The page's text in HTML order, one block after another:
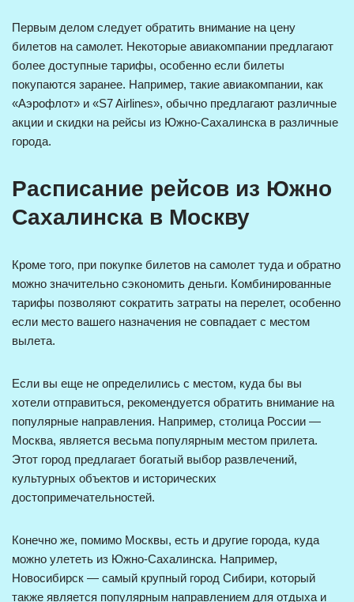
Первым делом следует обратить внимание на цену
билетов на самолет. Некоторые авиакомпании предлагают
более доступные тарифы, особенно если билеты
покупаются заранее. Например, такие авиакомпании, как
«Аэрофлот» и «S7 Airlines», обычно предлагают различные
акции и скидки на рейсы из Южно-Сахалинска в различные
города.
Расписание рейсов из Южно
Сахалинска в Москву
Кроме того, при покупке билетов на самолет туда и обратно
можно значительно сэкономить деньги. Комбинированные
тарифы позволяют сократить затраты на перелет, особенно
если место вашего назначения не совпадает с местом
вылета.
Если вы еще не определились с местом, куда бы вы
хотели отправиться, рекомендуется обратить внимание на
популярные направления. Например, столица России —
Москва, является весьма популярным местом прилета.
Этот город предлагает богатый выбор развлечений,
культурных объектов и исторических
достопримечательностей.
Конечно же, помимо Москвы, есть и другие города, куда
можно улететь из Южно-Сахалинска. Например,
Новосибирск — самый крупный город Сибири, который
также является популярным направлением для отдыха и